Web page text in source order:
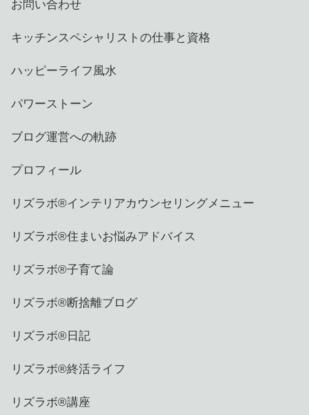
お問い合わせ
キッチンスペシャリストの仕事と資格
ハッピーライフ風水
パワーストーン
ブログ運営への軌跡
プロフィール
リズラボ®️インテリアカウンセリングメニュー
リズラボ®️住まいお悩みアドバイス
リズラボ®️子育て論
リズラボ®️断捨離ブログ
リズラボ®️日記
リズラボ®️終活ライフ
リズラボ®️講座